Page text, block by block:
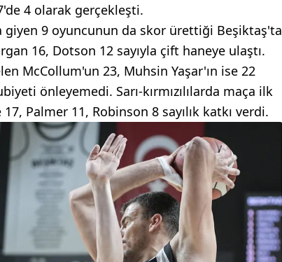
4 olarak gerçekleşti.
giyen 9 oyuncunun da skor ürettiği Beşiktaş'ta
16, Dotson 12 sayıyla çift haneye ulaştı.
McCollum'un 23, Muhsin Yaşar'ın ise 22
önleyemedi. Sarı-kırmızılılarda maça ilk
Palmer 11, Robinson 8 sayılık katkı verdi.